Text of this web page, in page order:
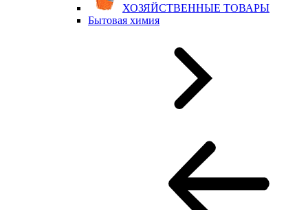
ХОЗЯЙСТВЕННЫЕ ТОВАРЫ
Бытовая химия